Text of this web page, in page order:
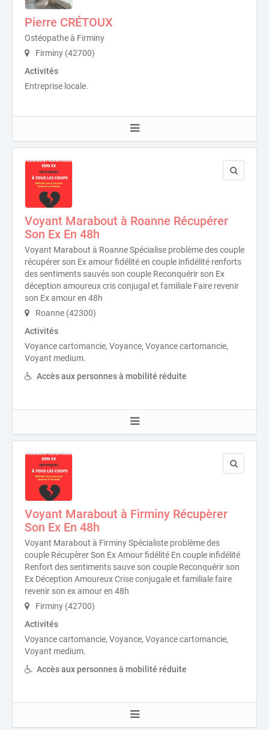
Pierre CRÉTOUX
Ostéopathe à Firminy
Firminy (42700)
Activités
Entreprise locale.
Voyant Marabout à Roanne Récupérer
Son Ex En 48h
Voyant Marabout à Roanne Spécialise problème des couple
récupérer son Ex amour fidélité en couple infidélité renforts
des sentiments sauvés son couple Reconquérir son Ex
déception amoureux cris conjugal et familiale Faire revenir
son Ex amour en 48h
Roanne (42300)
Activités
Voyance cartomancie, Voyance, Voyance cartomancie,
Voyant medium.
Accès aux personnes à mobilité réduite
Voyant Marabout à Firminy Récupèrer
Son Ex En 48h
Voyant Marabout à Firminy Spécialiste problème des
couple Récupèrer Son Ex Amour fidélité En couple infidélité
Renfort des sentiments sauve son couple Reconquérir son
Ex Déception Amoureux Crise conjugale et familiale faire
revenir son ex amour en 48h
Firminy (42700)
Activités
Voyance cartomancie, Voyance, Voyance cartomancie,
Voyant medium.
Accès aux personnes à mobilité réduite